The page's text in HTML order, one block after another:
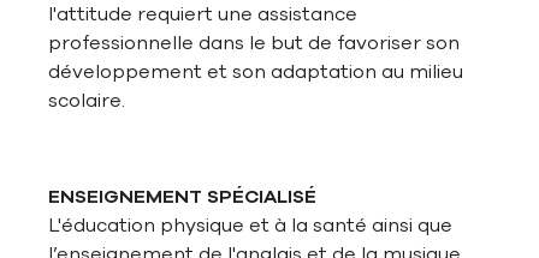
l'attitude requiert une assistance
professionnelle dans le but de favoriser son
développement et son adaptation au milieu
scolaire.
ENSEIGNEMENT SPÉCIALISÉ
L'éducation physique et à la santé ainsi que